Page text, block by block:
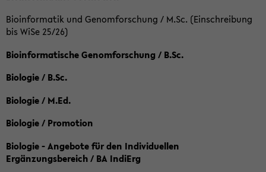
Bioinformatik und Genomforschung / M.Sc. (Einschreibung
bis WiSe 25/26)
Bioinformatische Genomforschung / B.Sc.
Biologie / B.Sc.
Biologie / M.Ed.
Biologie / Promotion
Biologie - Angebote für den Individuellen
Ergänzungsbereich / BA IndiErg